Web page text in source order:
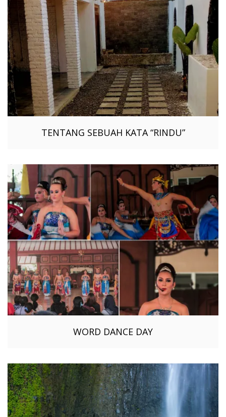
TENTANG SEBUAH KATA “RINDU”
WORD DANCE DAY